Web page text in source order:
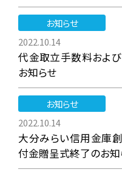
お知らせ
2022.10.14
代金取立手数料およ
お知らせ
お知らせ
2022.10.14
大分みらい信用金庫
付金贈呈式終了のお知